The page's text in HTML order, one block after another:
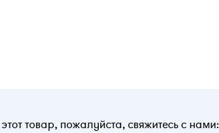
товар, пожалуйста, свяжитесь с нами: